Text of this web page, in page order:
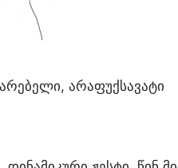
არაფუქსავატი